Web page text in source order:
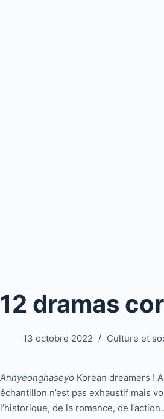
12 dramas
13 octobre 2022 Culture et
Annyeonghaseyo Korean dreamers !
échantillon n’est pas exhaustif mais
l’historique, de la romance, de